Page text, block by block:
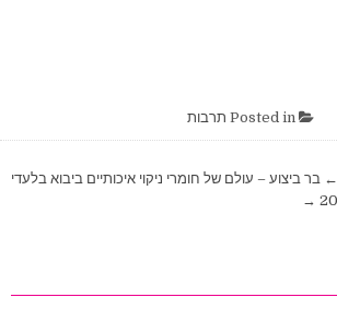
Posted in תרבות
← בר ביצוע – עולם של חומרי ניקוי איכותיים ביבוא בלעדי